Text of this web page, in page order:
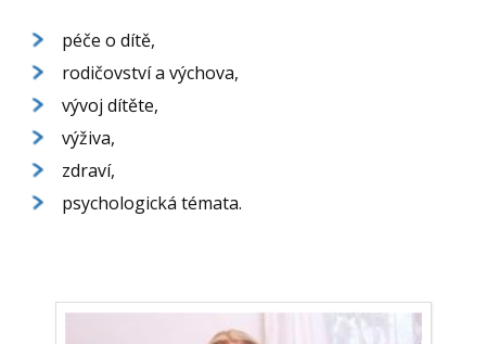
péče o dítě,
rodičovství a výchova,
vývoj dítěte,
výživa,
zdraví,
psychologická témata.